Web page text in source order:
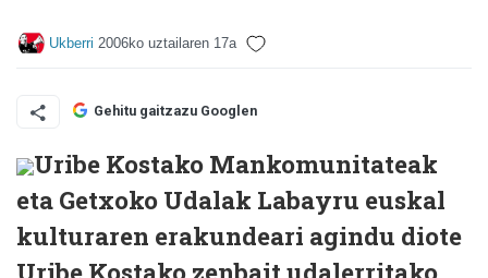
Ukberri 2006ko uztailaren 17a
Gehitu gaitzazu Googlen
Uribe Kostako Mankomunitateak
eta Getxoko Udalak Labayru euskal
kulturaren erakundeari agindu diote
Uribe Kostako zenbait udalerritako